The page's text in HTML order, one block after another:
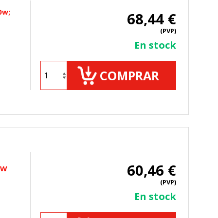
68,44 €
(PVP)
En stock
COMPRAR
60,46 €
(PVP)
En stock